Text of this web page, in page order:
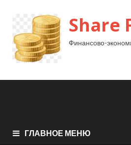
Share
Финансово-
ГЛАВНОЕ МЕНЮ